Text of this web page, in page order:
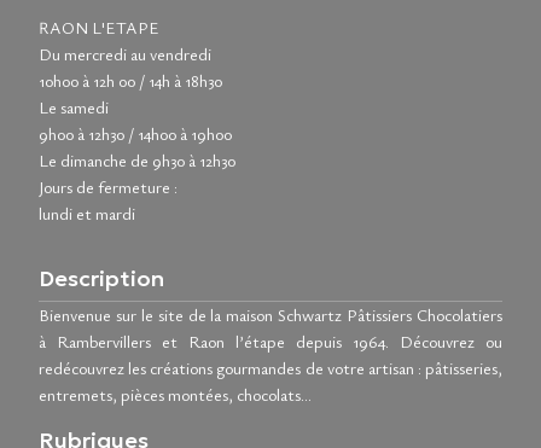
RAON L'ETAPE
Du mercredi au vendredi
10h00 à 12h 00 / 14h à 18h30
Le samedi
9h00 à 12h30 / 14h00 à 19h00
Le dimanche de 9h30 à 12h30
Jours de fermeture :
lundi et mardi
Description
Bienvenue sur le site de la maison Schwartz Pâtissiers Chocolatiers
à Rambervillers et Raon l’étape depuis 1964. Découvrez ou
redécouvrez les créations gourmandes de votre artisan : pâtisseries,
entremets, pièces montées, chocolats…
Rubriques